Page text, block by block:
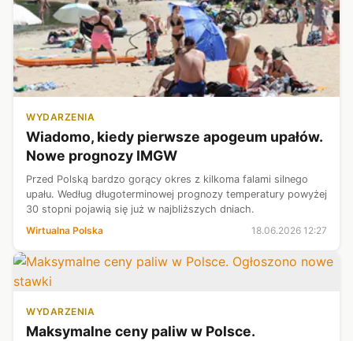
WYDARZENIA
Wiadomo, kiedy pierwsze apogeum upałów.
Nowe prognozy IMGW
Przed Polską bardzo gorący okres z kilkoma falami silnego
upału. Według długoterminowej prognozy temperatury powyżej
30 stopni pojawią się już w najbliższych dniach.
Wirtualna Polska
18.06.2026 12:27
WYDARZENIA
Maksymalne ceny paliw w Polsce.